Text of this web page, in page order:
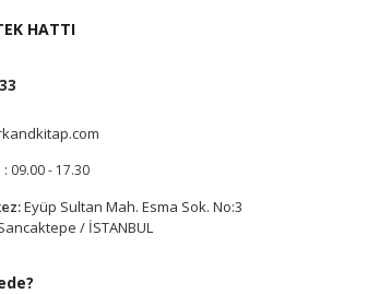
HATTI
: 09.00 - 17.30
Eyüp Sultan Mah. Esma Sok. No:3
/ İSTANBUL